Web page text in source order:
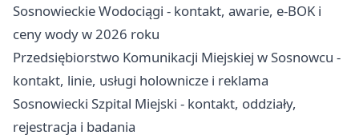
Sosnowieckie Wodociągi - kontakt, awarie, e-BOK i
ceny wody w 2026 roku
Przedsiębiorstwo Komunikacji Miejskiej w Sosnowcu -
kontakt, linie, usługi holownicze i reklama
Sosnowiecki Szpital Miejski - kontakt, oddziały,
rejestracja i badania